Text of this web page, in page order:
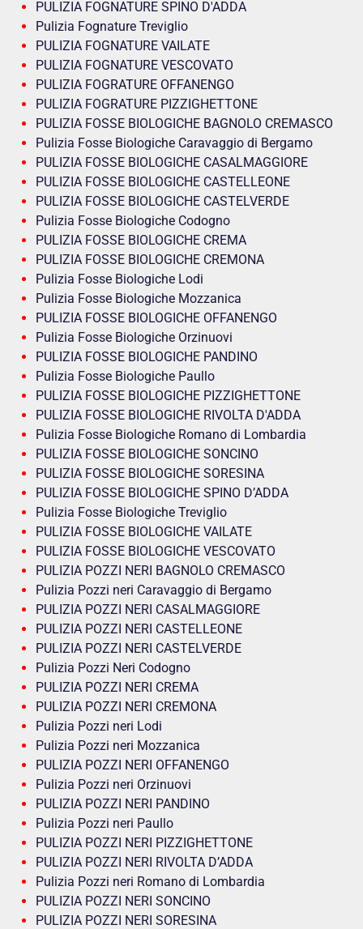
PULIZIA FOGNATURE SPINO D'ADDA
Pulizia Fognature Treviglio
PULIZIA FOGNATURE VAILATE
PULIZIA FOGNATURE VESCOVATO
PULIZIA FOGRATURE OFFANENGO
PULIZIA FOGRATURE PIZZIGHETTONE
PULIZIA FOSSE BIOLOGICHE BAGNOLO CREMASCO
Pulizia Fosse Biologiche Caravaggio di Bergamo
PULIZIA FOSSE BIOLOGICHE CASALMAGGIORE
PULIZIA FOSSE BIOLOGICHE CASTELLEONE
PULIZIA FOSSE BIOLOGICHE CASTELVERDE
Pulizia Fosse Biologiche Codogno
PULIZIA FOSSE BIOLOGICHE CREMA
PULIZIA FOSSE BIOLOGICHE CREMONA
Pulizia Fosse Biologiche Lodi
Pulizia Fosse Biologiche Mozzanica
PULIZIA FOSSE BIOLOGICHE OFFANENGO
Pulizia Fosse Biologiche Orzinuovi
PULIZIA FOSSE BIOLOGICHE PANDINO
Pulizia Fosse Biologiche Paullo
PULIZIA FOSSE BIOLOGICHE PIZZIGHETTONE
PULIZIA FOSSE BIOLOGICHE RIVOLTA D'ADDA
Pulizia Fosse Biologiche Romano di Lombardia
PULIZIA FOSSE BIOLOGICHE SONCINO
PULIZIA FOSSE BIOLOGICHE SORESINA
PULIZIA FOSSE BIOLOGICHE SPINO D’ADDA
Pulizia Fosse Biologiche Treviglio
PULIZIA FOSSE BIOLOGICHE VAILATE
PULIZIA FOSSE BIOLOGICHE VESCOVATO
PULIZIA POZZI NERI BAGNOLO CREMASCO
Pulizia Pozzi neri Caravaggio di Bergamo
PULIZIA POZZI NERI CASALMAGGIORE
PULIZIA POZZI NERI CASTELLEONE
PULIZIA POZZI NERI CASTELVERDE
Pulizia Pozzi Neri Codogno
PULIZIA POZZI NERI CREMA
PULIZIA POZZI NERI CREMONA
Pulizia Pozzi neri Lodi
Pulizia Pozzi neri Mozzanica
PULIZIA POZZI NERI OFFANENGO
Pulizia Pozzi neri Orzinuovi
PULIZIA POZZI NERI PANDINO
Pulizia Pozzi neri Paullo
PULIZIA POZZI NERI PIZZIGHETTONE
PULIZIA POZZI NERI RIVOLTA D’ADDA
Pulizia Pozzi neri Romano di Lombardia
PULIZIA POZZI NERI SONCINO
PULIZIA POZZI NERI SORESINA